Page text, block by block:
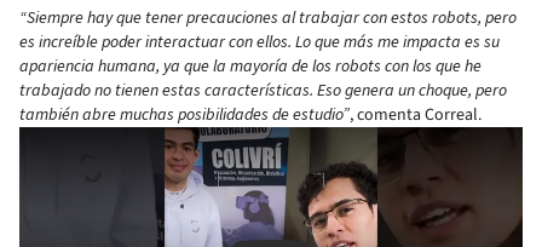
“Siempre hay que tener precauciones al trabajar con estos robots, pero
es increíble poder interactuar con ellos. Lo que más me impacta es su
apariencia humana, ya que la mayoría de los robots con los que he
trabajado no tienen estas características. Eso genera un choque, pero
también abre muchas posibilidades de estudio”, comenta Correal.
Remote video URL